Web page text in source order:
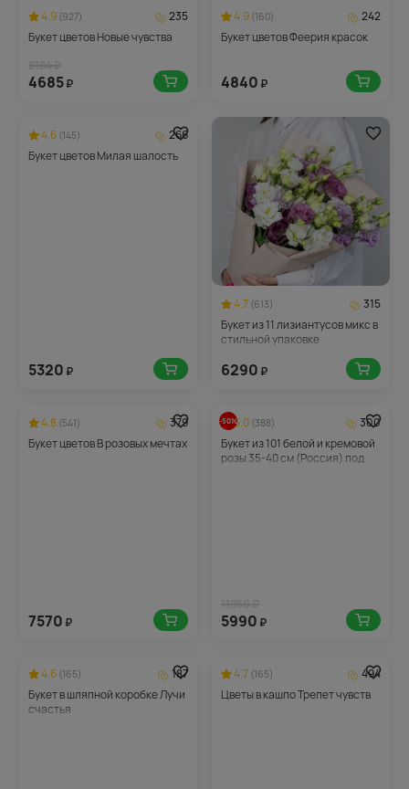
4.9 (927)
235
Букет цветов Новые чувства
4685₽
4.9 (160)
242
Букет цветов Феерия красок
4840 ₽
4.6 (145)
266
Букет цветов Милая шалость
5320 ₽
4.7 (613)
315
Букет из 11 лизиантусов микс в
стильной упаковке
6290 ₽
4.8 (541)
379
Букет цветов В розовых мечтах
7570 ₽
-50%5.0 (388)
300
Букет из 101 белой и кремовой
розы 35-40 см (Россия) под
5990 ₽
4.6 (165)
187
Букет в шляпной коробке Лучи
счастья
4.7 (165)
494
Цветы в кашпо Трепет чувств